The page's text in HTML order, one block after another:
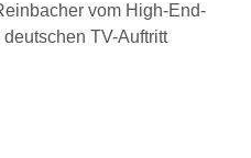
vom High-End-
TV-Auftritt